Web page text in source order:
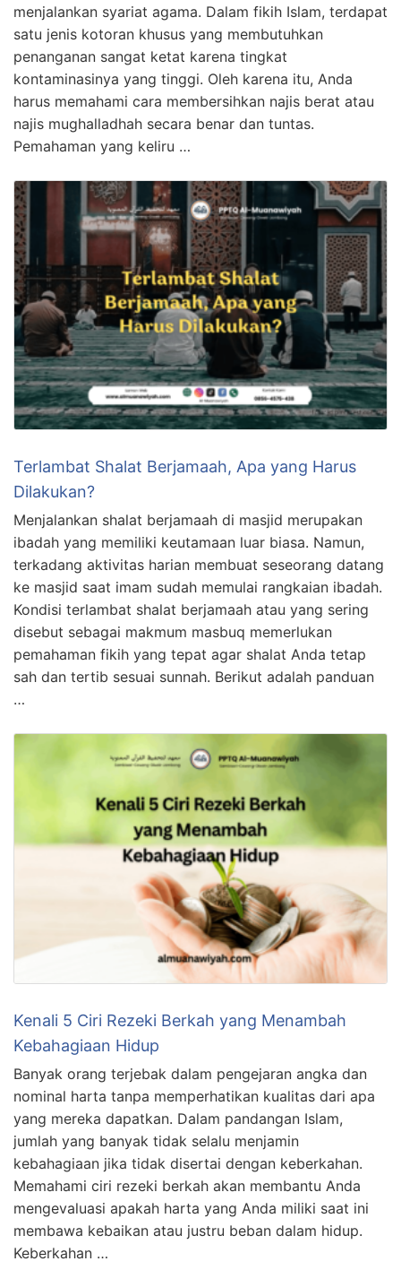
menjalankan syariat agama. Dalam fikih Islam, terdapat
satu jenis kotoran khusus yang membutuhkan
penanganan sangat ketat karena tingkat
kontaminasinya yang tinggi. Oleh karena itu, Anda
harus memahami cara membersihkan najis berat atau
najis mughalladhah secara benar dan tuntas.
Pemahaman yang keliru …
Terlambat Shalat Berjamaah, Apa yang Harus
Dilakukan?
Menjalankan shalat berjamaah di masjid merupakan
ibadah yang memiliki keutamaan luar biasa. Namun,
terkadang aktivitas harian membuat seseorang datang
ke masjid saat imam sudah memulai rangkaian ibadah.
Kondisi terlambat shalat berjamaah atau yang sering
disebut sebagai makmum masbuq memerlukan
pemahaman fikih yang tepat agar shalat Anda tetap
sah dan tertib sesuai sunnah. Berikut adalah panduan
…
Kenali 5 Ciri Rezeki Berkah yang Menambah
Kebahagiaan Hidup
Banyak orang terjebak dalam pengejaran angka dan
nominal harta tanpa memperhatikan kualitas dari apa
yang mereka dapatkan. Dalam pandangan Islam,
jumlah yang banyak tidak selalu menjamin
kebahagiaan jika tidak disertai dengan keberkahan.
Memahami ciri rezeki berkah akan membantu Anda
mengevaluasi apakah harta yang Anda miliki saat ini
membawa kebaikan atau justru beban dalam hidup.
Keberkahan …